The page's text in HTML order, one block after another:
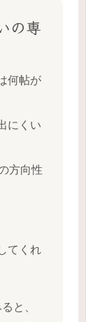
の専
何帖が
にくい
方向性
てくれ
と、